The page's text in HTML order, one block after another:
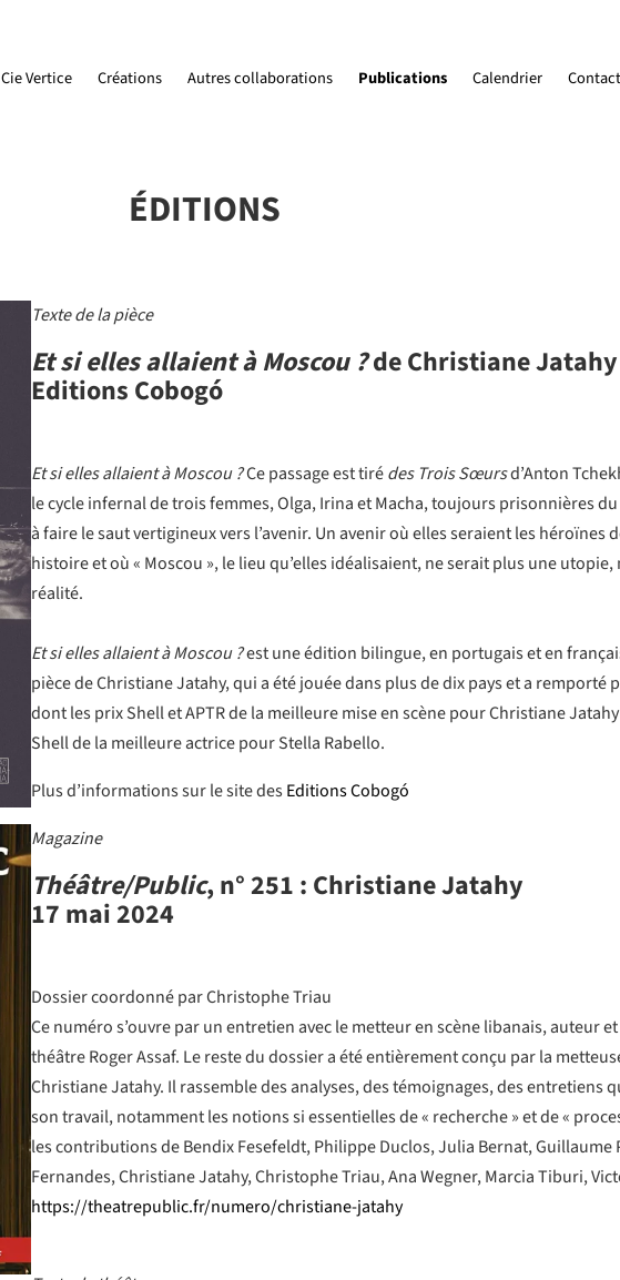
Cie Vertice Créations Autres collaborations Publications Calendrier Contact
ÉDITIONS
Texte de la pièce
Et si elles allaient à Moscou ?de Christiane Jatahy
Editions Cobogó
Et si elles allaient à Moscou ?Ce passage est tirédes Trois Sœursd’Anton
le cycle infernal de trois femmes, Olga, Irina et Macha, toujours prisonnières
à faire le saut vertigineux vers l’avenir. Un avenir où elles seraient les héroïnes
histoire et où « Moscou », le lieu qu’elles idéalisaient, ne serait plus une utopie,
réalité.
Et si elles allaient à Moscou ?est une édition bilingue, en portugais et en
pièce de Christiane Jatahy, qui a été jouée dans plus de dix pays et a remporté
dont les prix Shell et APTR de la meilleure mise en scène pour Christiane
Shell de la meilleure actrice pour Stella Rabello.
Plus d’informations sur le site desEditions Cobogó
Magazine
Théâtre/Public, n° 251 : Christiane Jatahy
17 mai 2024
Dossier coordonné par Christophe Triau
Ce numéro s’ouvre par un entretien avec le metteur en scène libanais, auteur
théâtre Roger Assaf. Le reste du dossier a été entièrement conçu par la
Christiane Jatahy. Il rassemble des analyses, des témoignages, des entretiens
son travail, notamment les notions si essentielles de « recherche » et de «
les contributions de Bendix Fesefeldt, Philippe Duclos, Julia Bernat, Guillaume
Fernandes, Christiane Jatahy, Christophe Triau, Ana Wegner, Marcia Tiburi,
https://theatrepublic.fr/numero/christiane-jatahy